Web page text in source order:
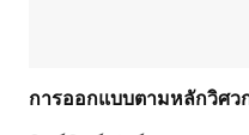
การออกแบบตามหลักวิศ